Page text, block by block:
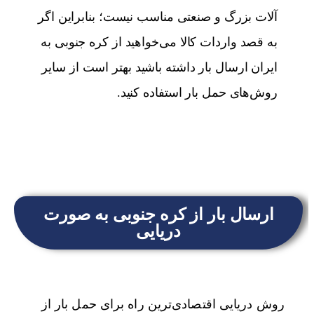
آلات بزرگ و صنعتی مناسب نیست؛ بنابراین اگر
به قصد واردات کالا می‌خواهید از کره جنوبی به
ایران ارسال بار داشته باشید بهتر است از سایر
روش‌های حمل بار استفاده کنید.
ارسال بار از کره جنوبی به صورت
دریایی
روش دریایی اقتصادی‌ترین راه برای حمل بار از